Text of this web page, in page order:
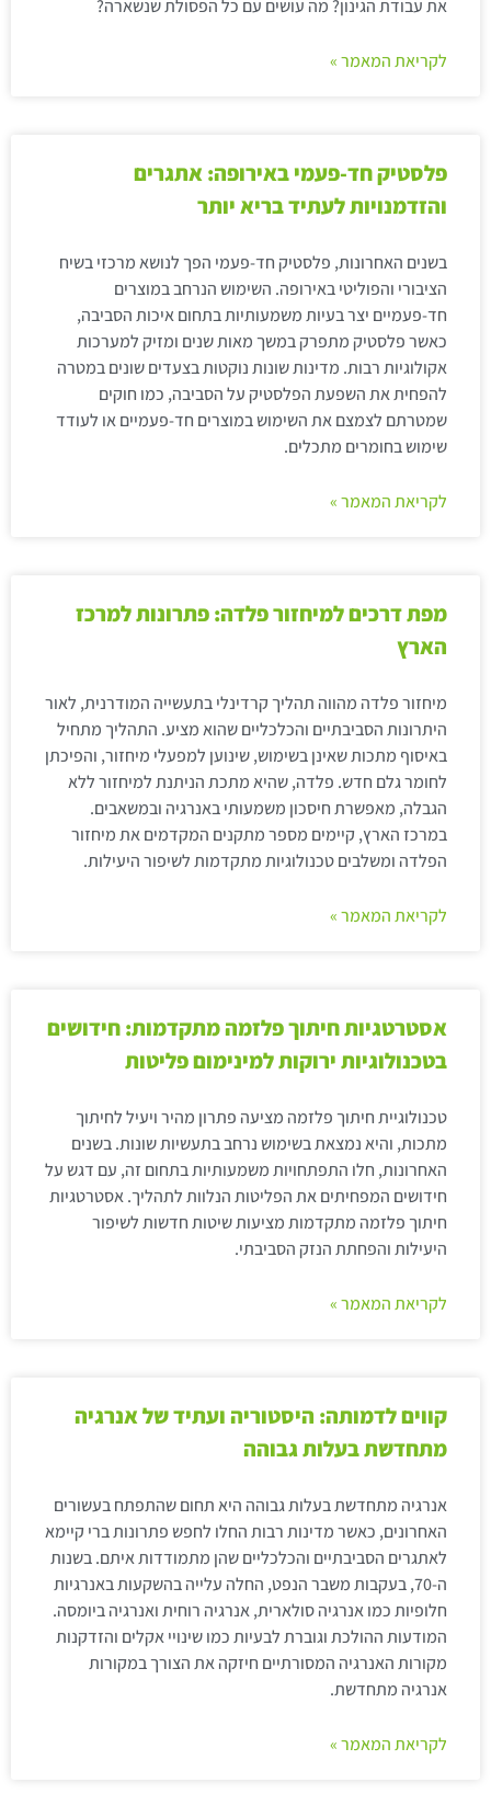
את עבודת הגינון? מה עושים עם כל הפסולת שנשארה?
לקריאת המאמר »
פלסטיק חד-פעמי באירופה: אתגרים
והזדמנויות לעתיד בריא יותר
בשנים האחרונות, פלסטיק חד-פעמי הפך לנושא מרכזי בשיח
הציבורי והפוליטי באירופה. השימוש הנרחב במוצרים
חד-פעמיים יצר בעיות משמעותיות בתחום איכות הסביבה,
כאשר פלסטיק מתפרק במשך מאות שנים ומזיק למערכות
אקולוגיות רבות. מדינות שונות נוקטות בצעדים שונים במטרה
להפחית את השפעת הפלסטיק על הסביבה, כמו חוקים
שמטרתם לצמצם את השימוש במוצרים חד-פעמיים או לעודד
שימוש בחומרים מתכלים.
לקריאת המאמר »
מפת דרכים למיחזור פלדה: פתרונות למרכז
הארץ
מיחזור פלדה מהווה תהליך קרדינלי בתעשייה המודרנית, לאור
היתרונות הסביבתיים והכלכליים שהוא מציע. התהליך מתחיל
באיסוף מתכות שאינן בשימוש, שינוען למפעלי מיחזור, והפיכתן
לחומר גלם חדש. פלדה, שהיא מתכת הניתנת למיחזור ללא
הגבלה, מאפשרת חיסכון משמעותי באנרגיה ובמשאבים.
במרכז הארץ, קיימים מספר מתקנים המקדמים את מיחזור
הפלדה ומשלבים טכנולוגיות מתקדמות לשיפור היעילות.
לקריאת המאמר »
אסטרטגיות חיתוך פלזמה מתקדמות: חידושים
בטכנולוגיות ירוקות למינימום פליטות
טכנולוגיית חיתוך פלזמה מציעה פתרון מהיר ויעיל לחיתוך
מתכות, והיא נמצאת בשימוש נרחב בתעשיות שונות. בשנים
האחרונות, חלו התפתחויות משמעותיות בתחום זה, עם דגש על
חידושים המפחיתים את הפליטות הנלוות לתהליך. אסטרטגיות
חיתוך פלזמה מתקדמות מציעות שיטות חדשות לשיפור
היעילות והפחתת הנזק הסביבתי.
לקריאת המאמר »
קווים לדמותה: היסטוריה ועתיד של אנרגיה
מתחדשת בעלות גבוהה
אנרגיה מתחדשת בעלות גבוהה היא תחום שהתפתח בעשורים
האחרונים, כאשר מדינות רבות החלו לחפש פתרונות ברי קיימא
לאתגרים הסביבתיים והכלכליים שהן מתמודדות איתם. בשנות
ה-70, בעקבות משבר הנפט, החלה עלייה בהשקעות באנרגיות
חלופיות כמו אנרגיה סולארית, אנרגיה רוחית ואנרגיה ביומסה.
המודעות ההולכת וגוברת לבעיות כמו שינויי אקלים והזדקנות
מקורות האנרגיה המסורתיים חיזקה את הצורך במקורות
אנרגיה מתחדשת.
לקריאת המאמר »